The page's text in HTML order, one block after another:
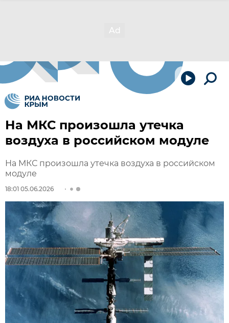
На МКС произошла утечка
воздуха в российском модуле
На МКС произошла утечка воздуха в российском
модуле
18:01 05.06.2026